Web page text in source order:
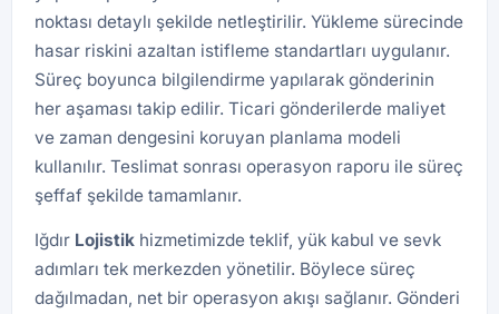
noktası detaylı şekilde netleştirilir. Yükleme sürecinde
hasar riskini azaltan istifleme standartları uygulanır.
Süreç boyunca bilgilendirme yapılarak gönderinin
her aşaması takip edilir. Ticari gönderilerde maliyet
ve zaman dengesini koruyan planlama modeli
kullanılır. Teslimat sonrası operasyon raporu ile süreç
şeffaf şekilde tamamlanır.
Iğdır Lojistik hizmetimizde teklif, yük kabul ve sevk
adımları tek merkezden yönetilir. Böylece süreç
dağılmadan, net bir operasyon akışı sağlanır. Gönderi